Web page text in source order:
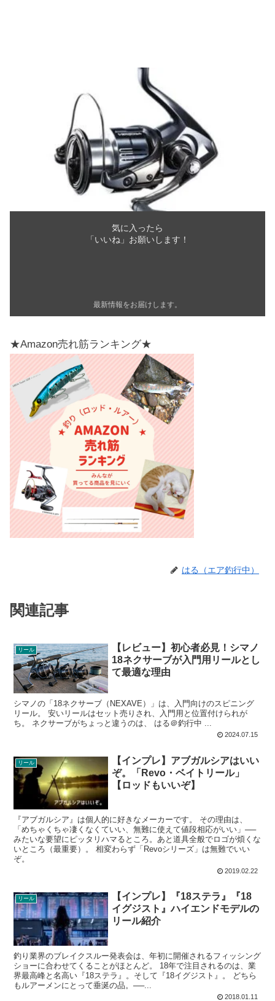
気に入ったら
「いいね」お願いします！
最新情報をお届けします。
★Amazon売れ筋ランキング★
はる（エア釣行中）
関連記事
リール
【レビュー】初心者必見！シマノ
18ネクサーブが入門用リールとし
て最適な理由
シマノの「18ネクサーブ（NEXAVE）」は、入門向けのスピニング
リール。 安いリールはセット売りされ、入門用と位置付けられが
ち。 ネクサーブがちょっと違うのは、 はる＠釣行中 ...
2024.07.15
リール
【インプレ】アブガルシアはいい
ぞ。「Revo・ベイトリール」
【ロッドもいいぞ】
『アブガルシア』は個人的に好きなメーカーです。 その理由は、
「めちゃくちゃ凄くなくていい、無難に使えて値段相応がいい」──
みたいな要望にピッタリハマるところ。あと道具全般でロゴが煩くな
いところ（最重要）。 相変わらず「Revoシリーズ」は無難でいい
ぞ。
2019.02.22
リール
【インプレ】『18ステラ』『18
イグジスト』ハイエンドモデルの
リール紹介
釣り業界のブレイクスルー発表会は、年初に開催されるフィッシング
ショーに合わせてくることがほとんど。 18年で注目されるのは、業
界最高峰と名高い『18ステラ』。そして『18イグジスト』。 どちら
もルアーメンにとって垂涎の品。──...
2018.01.11